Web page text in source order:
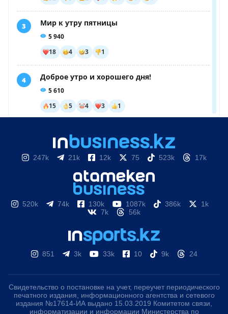
247k 21k 12k 75 523k 17k
520k 74k 130k 1087k 386k
1k
7k
56k
851 3k 33k 10 9k 24
Свидетельство о постановке на учет, переучет периодического
печатного издания, информационного агентства и сетевого
издания №17614-ИА выдано 15.03.2019 Комитетом связи,
информатизации и информации Министерства по